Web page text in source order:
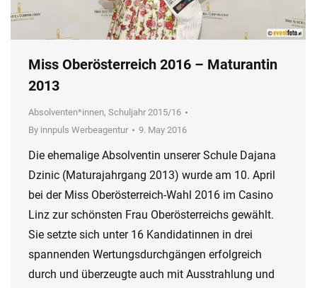
Miss Oberösterreich 2016 – Maturantin
2013
Absolventen*innen, Schuljahr 2015/16
By innpuls Werbeagentur 9. May 2016
Die ehemalige Absolventin unserer Schule Dajana
Dzinic (Maturajahrgang 2013) wurde am 10. April
bei der Miss Oberösterreich-Wahl 2016 im Casino
Linz zur schönsten Frau Oberösterreichs gewählt.
Sie setzte sich unter 16 Kandidatinnen in drei
spannenden Wertungsdurchgängen erfolgreich
durch und überzeugte auch mit Ausstrahlung und